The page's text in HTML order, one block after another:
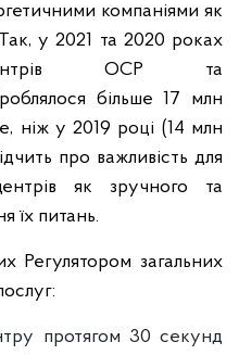
компаніями як
у 2021 та 2020 роках
центрів ОСР та
більше 17 млн
ніж у 2019 році (14 млн
про важливість для
як зручного та
їх питань.
Регулятором загальних
протягом 30 секунд